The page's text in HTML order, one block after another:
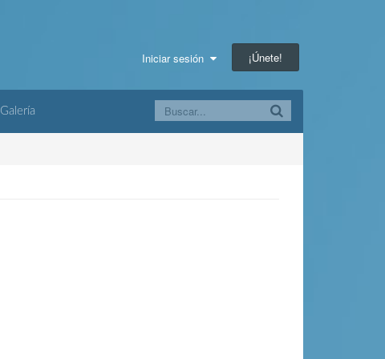
Iniciar sesión ¡Únete!
Galería